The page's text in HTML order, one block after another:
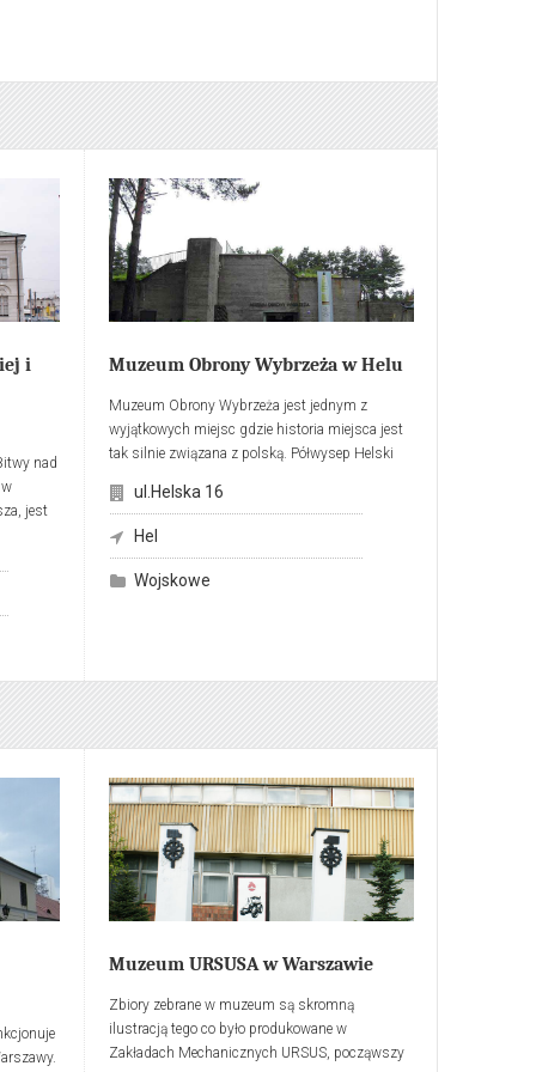
i
nad
jest
Muzeum Obrony Wybrzeża w Helu
Muzeum Obrony Wybrzeża jest jednym z
wyjątkowych miejsc gdzie historia miejsca jest
tak silnie związana z polską. Półwysep Helski
tworząc na niepozornym kawałku suchego lądu
prawdziwą twierdzę. Stąd wynika wyjątkowe
skupienie obiektów militarnych budowanych
począwszy od okresu międzywojennego do
ul.Helska 16
Hel
Wojskowe
Muzeum URSUSA w Warszawie
Zbiory zebrane w muzeum są skromną
ilustracją tego co było produkowane w
Zakładach Mechanicznych URSUS, począwszy